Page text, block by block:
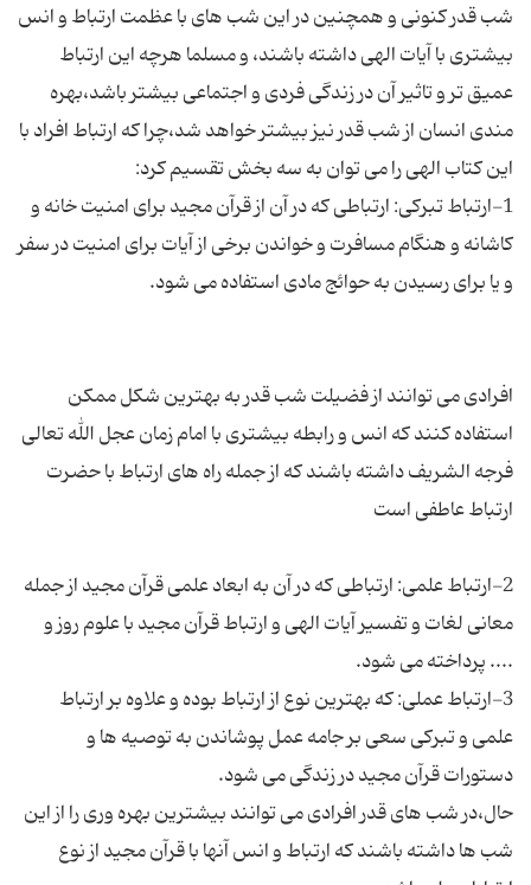
شب قدر كنونی و همچنین در این شب های با عظمت ارتباط و انس
بیشتری با آیات الهی داشته باشند، و مسلما هرچه این ارتباط
عمیق تر و تاثیر آن در زندگی فردی و اجتماعی بیشتر باشد،بهره
مندی انسان از شب قدر نیز بیشتر خواهد شد،چرا كه ارتباط افراد با
1-ارتباط تبركی: ارتباطی كه در آن از قرآن مجید برای امنیت خانه و
كاشانه و هنگام مسافرت و خواندن برخی از آیات برای امنیت در سفر
افرادی می توانند از فضیلت شب قدر به بهترین شكل ممكن
استفاده كنند كه انس و رابطه بیشتری با امام زمان عجل الله تعالی
فرجه الشریف داشته باشند كه از جمله راه های ارتباط با حضرت
2-ارتباط علمی: ارتباطی كه در آن به ابعاد علمی قرآن مجید از جمله
معانی لغات و تفسیر آیات الهی و ارتباط قرآن مجید با علوم روز و
3-ارتباط عملی: كه بهترین نوع از ارتباط بوده و علاوه بر ارتباط
علمی و تبركی سعی بر جامه عمل پوشاندن به توصیه ها و
حال،در شب های قدر افرادی می توانند بیشترین بهره وری را از این
شب ها داشته باشند كه ارتباط و انس آنها با قرآن مجید از نوع